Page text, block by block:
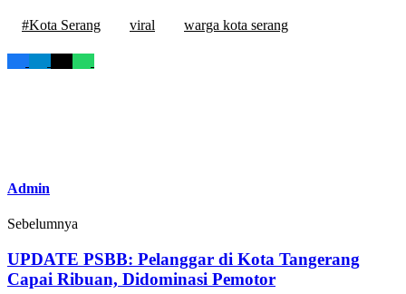
#Kota Serang viral warga kota serang
Admin
Sebelumnya
UPDATE PSBB: Pelanggar di Kota Tangerang
Capai Ribuan, Didominasi Pemotor